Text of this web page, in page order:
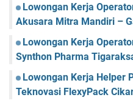
Lowongan Kerja
Akusara Mitra Mandiri –
Lowongan Kerja
Synthon Pharma
Lowongan Kerja Helper
Teknovasi FlexyPack